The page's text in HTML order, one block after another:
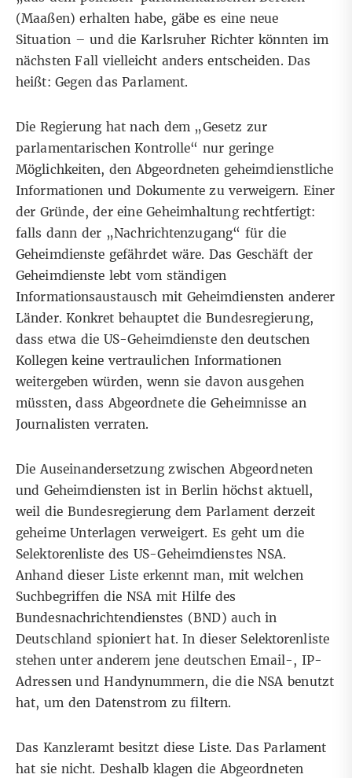
(Maaßen) erhalten habe, gäbe es eine neue
Situation – und die Karlsruher Richter könnten im
nächsten Fall vielleicht anders entscheiden. Das
heißt: Gegen das Parlament.
Die Regierung hat nach dem „Gesetz zur
parlamentarischen Kontrolle“nur geringe
Möglichkeiten, den Abgeordneten geheimdienstliche
Informationen und Dokumente zu verweigern. Einer
der Gründe, der eine Geheimhaltung rechtfertigt:
falls dann der „Nachrichtenzugang“ für die
Geheimdienste gefährdet wäre. Das Geschäft der
Geheimdienste lebt vom ständigen
Informationsaustausch mit Geheimdiensten anderer
Länder. Konkret behauptet die Bundesregierung,
dass etwa die US-Geheimdienste den deutschen
Kollegen keine vertraulichen Informationen
weitergeben würden, wenn sie davon ausgehen
müssten, dass Abgeordnete die Geheimnisse an
Journalisten verraten.
Die Auseinandersetzung zwischen Abgeordneten
und Geheimdiensten ist in Berlin höchst aktuell,
weil die Bundesregierung dem Parlament derzeit
geheime Unterlagen verweigert. Es geht um die
Selektorenliste des US-Geheimdienstes NSA.
Anhand dieser Liste erkennt man, mit welchen
Suchbegriffen die NSA mit Hilfe des
Bundesnachrichtendienstes (BND) auch in
Deutschland spioniert hat. In dieser Selektorenliste
stehen unter anderem jene deutschen Email-, IP-
Adressen und Handynummern, die die NSA benutzt
hat, um den Datenstrom zu filtern.
Das Kanzleramt besitzt diese Liste. Das Parlament
hat sie nicht. Deshalb klagen die Abgeordneten